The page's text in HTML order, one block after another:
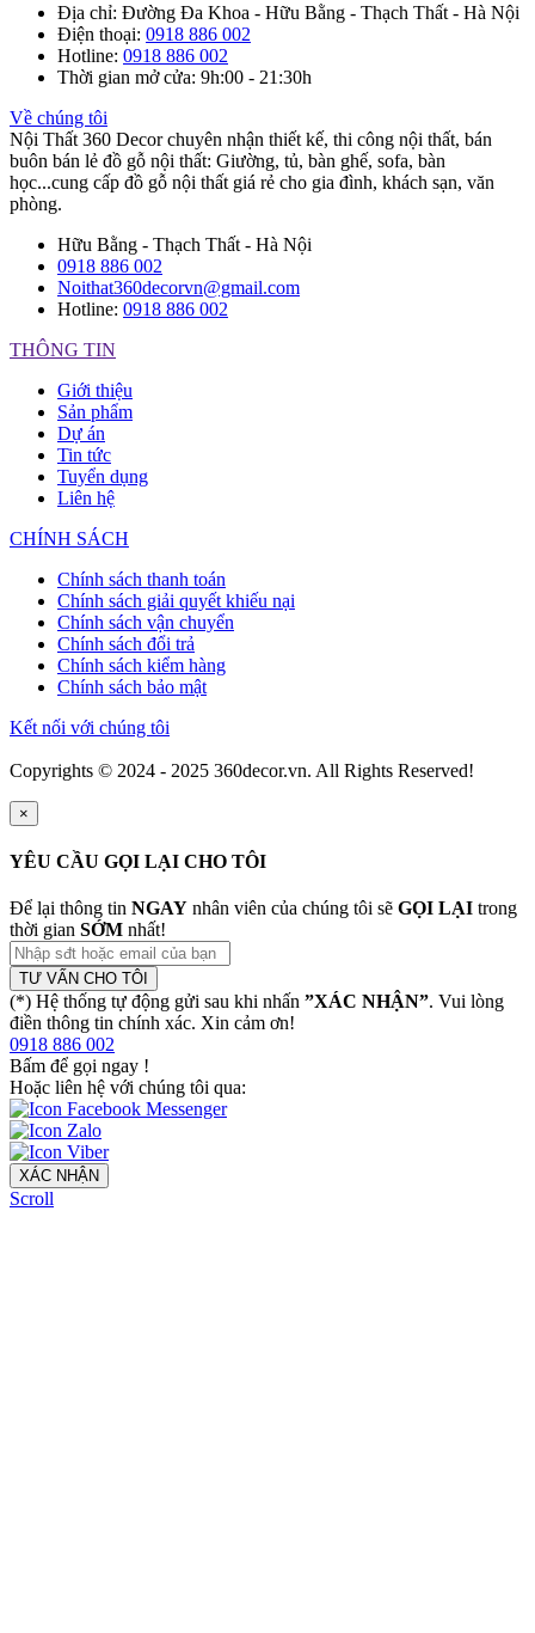
Địa chỉ: Đường Đa Khoa - Hữu Bằng - Thạch Thất - Hà Nội
Điện thoại: 0918 886 002
Hotline: 0918 886 002
Thời gian mở cửa: 9h:00 - 21:30h
Về chúng tôi
Nội Thất 360 Decor chuyên nhận thiết kế, thi công nội thất, bán
buôn bán lẻ đồ gỗ nội thất: Giường, tủ, bàn ghế, sofa, bàn
học...cung cấp đồ gỗ nội thất giá rẻ cho gia đình, khách sạn, văn
phòng.
Hữu Bằng - Thạch Thất - Hà Nội
0918 886 002
Noithat360decorvn@gmail.com
Hotline: 0918 886 002
THÔNG TIN
Giới thiệu
Sản phẩm
Dự án
Tin tức
Tuyển dụng
Liên hệ
CHÍNH SÁCH
Chính sách thanh toán
Chính sách giải quyết khiếu nại
Chính sách vận chuyển
Chính sách đổi trả
Chính sách kiểm hàng
Chính sách bảo mật
Kết nối với chúng tôi
Copyrights © 2024 - 2025 360decor.vn. All Rights Reserved!
×
YÊU CẦU GỌI LẠI CHO TÔI
Để lại thông tin NGAY nhân viên của chúng tôi sẽ GỌI LẠI trong
thời gian SỚM nhất!
TƯ VẤN CHO TÔI
(*) Hệ thống tự động gửi sau khi nhấn ”XÁC NHẬN”. Vui lòng
điền thông tin chính xác. Xin cảm ơn!
0918 886 002
Bấm để gọi ngay !
Hoặc liên hệ với chúng tôi qua:
XÁC NHẬN
Scroll